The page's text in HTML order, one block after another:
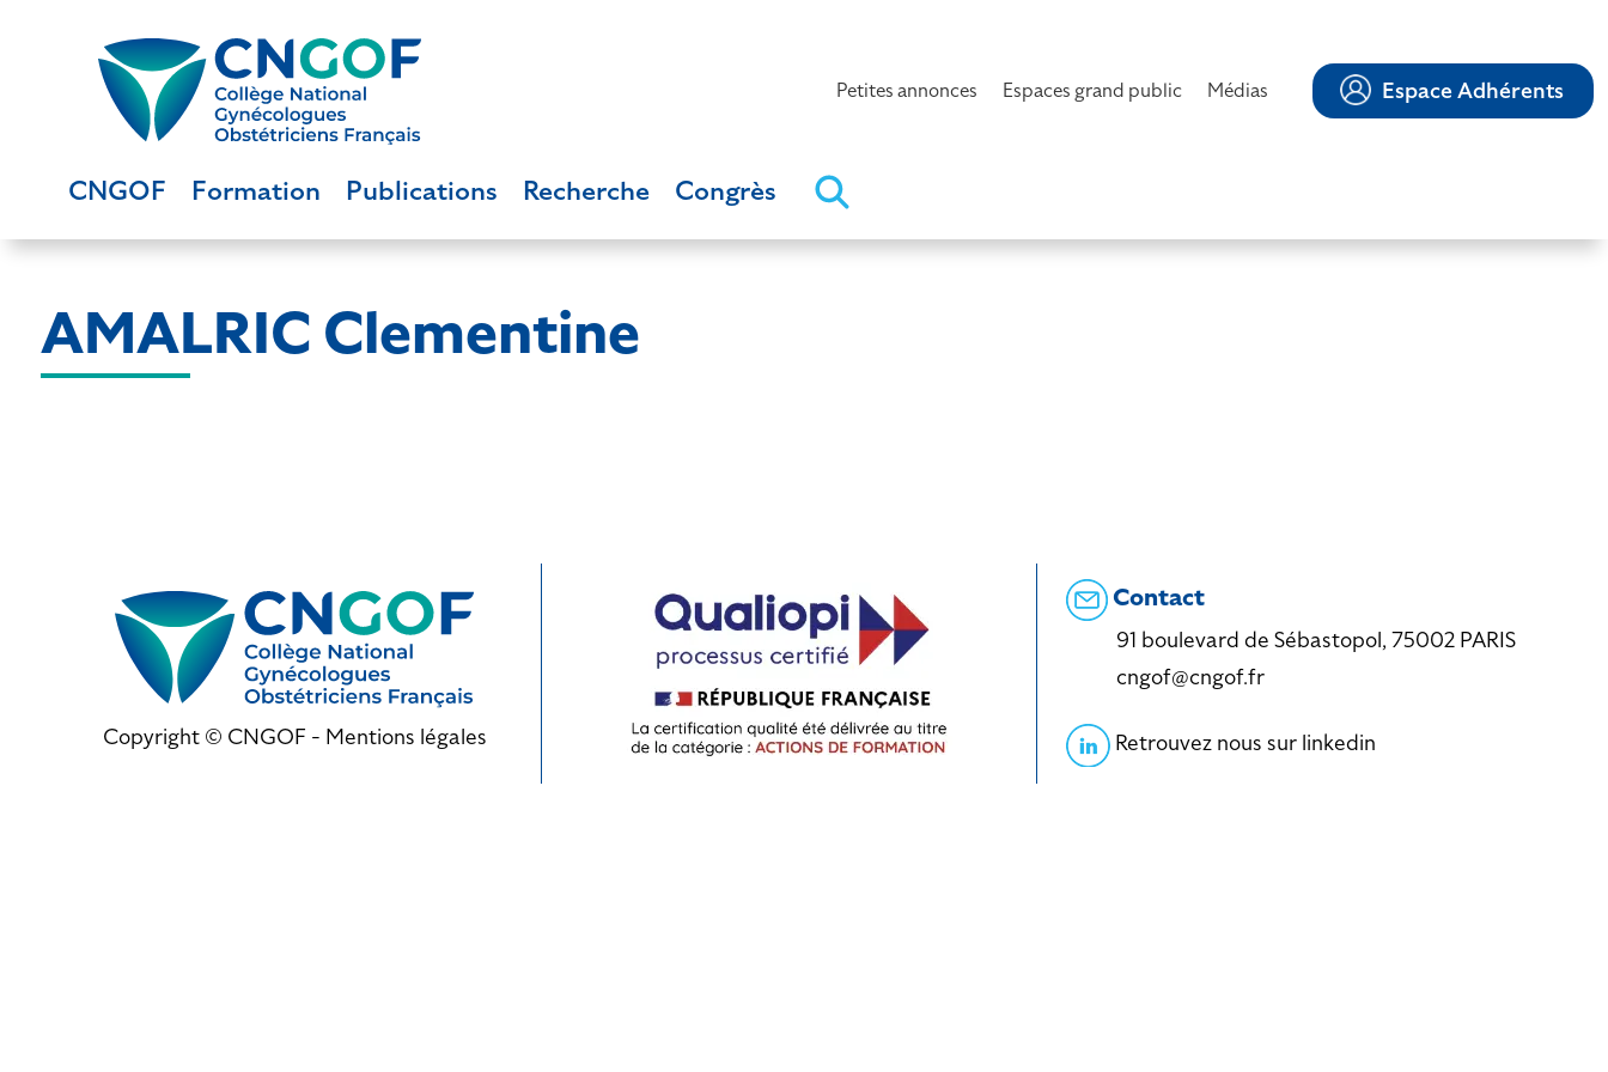
Petites annonces Espaces grand public Médias Espace Adhérents
CNGOF Formation Publications Recherche Congrès
AMALRIC Clementine
Copyright © CNGOF - Mentions légales
Contact
91 boulevard de Sébastopol, 75002 PARIS
cngof@cngof.fr
Retrouvez nous sur linkedin